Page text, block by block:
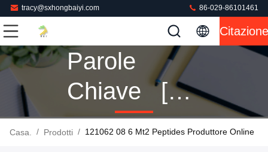
tracy@sxhongbaiyi.com 86-029-86101461
Citazione
Parole
Chiave [
121062 08 6
Casa. / Prodotti / 121062 08 6 Mt2 Peptides Produttore Online